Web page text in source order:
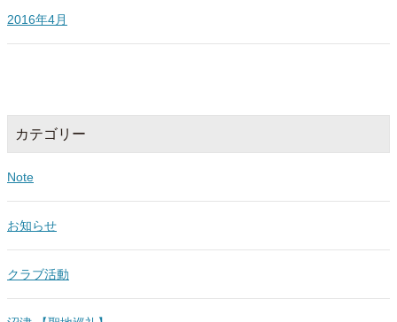
2016年4月
カテゴリー
Note
お知らせ
クラブ活動